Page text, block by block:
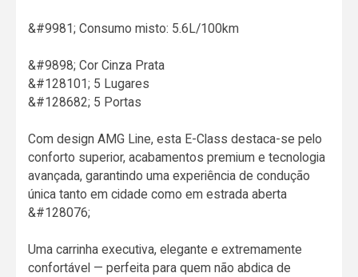
&#9981; Consumo misto: 5.6L/100km
&#9898; Cor Cinza Prata
&#128101; 5 Lugares
&#128682; 5 Portas
Com design AMG Line, esta E-Class destaca-se pelo
conforto superior, acabamentos premium e tecnologia
avançada, garantindo uma experiência de condução
única tanto em cidade como em estrada aberta
&#128076;
Uma carrinha executiva, elegante e extremamente
confortável — perfeita para quem não abdica de